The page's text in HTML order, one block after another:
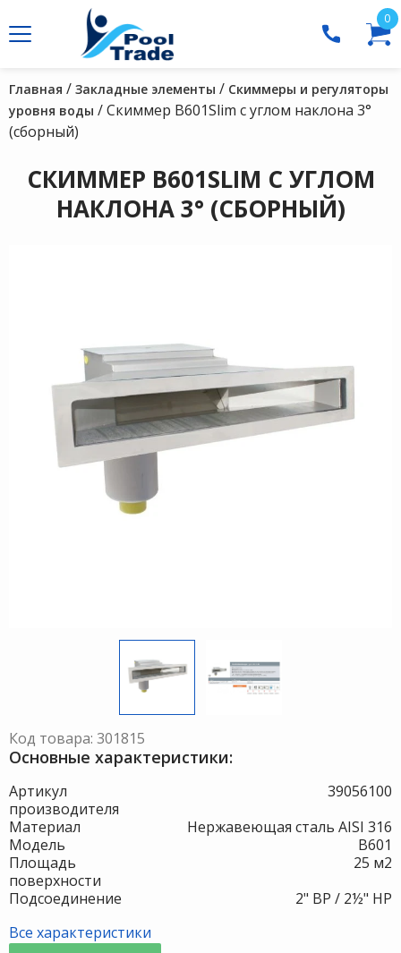
0
Главная / Закладные элементы / Скиммеры и регуляторы
уровня воды / Скиммер В601Slim с углом наклона 3°
(сборный)
СКИММЕР В601SLIM С УГЛОМ
НАКЛОНА 3° (СБОРНЫЙ)
Код товара: 301815
Основные характеристики:
Артикул
производителя
39056100
Материал
Нержавеющая сталь AISI 316
Модель
B601
Площадь
поверхности
25 м2
Подсоединение
2" ВР / 2½" НР
Все характеристики